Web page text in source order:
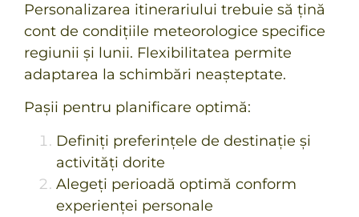
Personalizarea itinerariului trebuie să țină
cont de condițiile meteorologice specifice
regiunii și lunii. Flexibilitatea permite
adaptarea la schimbări neașteptate.
Pașii pentru planificare optimă:
Definiți preferințele de destinație și
activități dorite
Alegeți perioadă optimă conform
experienței personale